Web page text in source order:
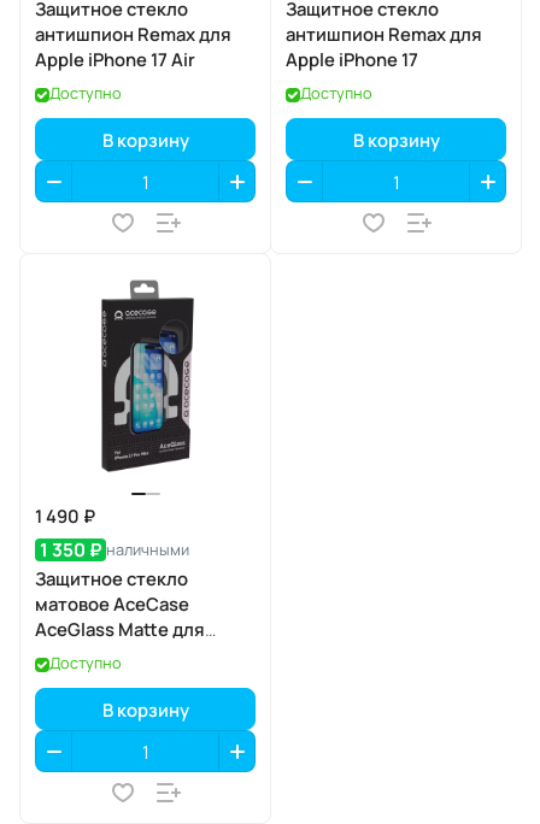
Защитное стекло
антишпион Remax для
Apple iPhone 17 Air
Доступно
В корзину
Защитное стекло
антишпион Remax для
Apple iPhone 17
Доступно
В корзину
1 490 ₽
1 350 ₽ наличными
Защитное стекло
матовое AceCase
AceGlass Matte для
Apple iPhone 17 Pro Max
Доступно
В корзину